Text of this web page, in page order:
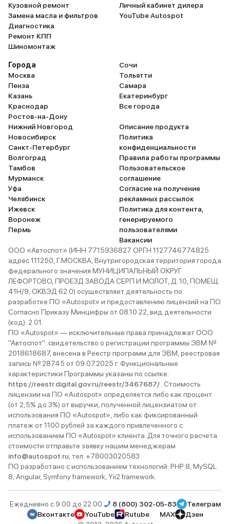
Кузовной ремонт
Замена масла и фильтров
Диагностика
Ремонт КПП
Шиномонтаж
Личный кабинет дилера
YouTube Autospot
Города
Москва
Пенза
Казань
Краснодар
Ростов-на-Дону
Нижний Новгород
Новосибирск
Санкт-Петербург
Волгоград
Тамбов
Мурманск
Уфа
Челябинск
Ижевск
Воронеж
Пермь
Сочи
Тольятти
Самара
Екатеринбург
Все города
Описание продукта
Политика
конфиденциальности
Правила работы программы
Пользовательское
соглашение
Согласие на получение
рекламных рассылок
Политика для контента,
генерируемого
пользователями
Вакансии
ООО «Автоспот» (ИНН 7715936827 ОРГН 1127746774825
адрес 111250, Г.МОСКВА, Внутригородская территория города
федерального значения МУНИЦИПАЛЬНЫЙ ОКРУГ
ЛЕФОРТОВО, ПРОЕЗД ЗАВОДА СЕРП И МОЛОТ, Д. 10, ПОМЕЩ.
41Н/9, ОКВЭД 62.0) осуществляет деятельность по
разработке ПО «Autospot» и предоставлению лицензий на ПО.
Согласно Приказу Минцифры от 08.10.22, вид деятельности
(код): 2.01.
ПО «Autospot» — исключительные права принадлежат ООО
"Автоспот": свидетельство о регистрации программы ЭВМ №
2018618687, внесена в Реестр программ для ЭВМ, реестровая
запись № 28745 от 09.07.2025 г. Функциональные
характеристики Программы указаны по ссылке:
https://reestr.digital.gov.ru/reestr/3467687/ . Стоимость
лицензии на ПО «Autospot» определяется либо как процент
(от 2,5% до 3%) от выручки, полученной лицензиатом от
использования ПО «Autospot», либо как фиксированный
платеж от 1100 рублей за каждого привлеченного с
использованием ПО «Autospot» клиента. Для точного расчета
стоимости отправьте заявку нашим менеджерам
info@autospot.ru , тел. +78003020583
ПО разработано с использованием технологий: PHP 8, MySQL
8, Angular, Symfony framework, Yii2 framework.
Ежедневно с 9:00 до 22:00 8 (800) 302-05-83
Телеграм
Вконтакте
YouTube Rutube MAX
Дзен